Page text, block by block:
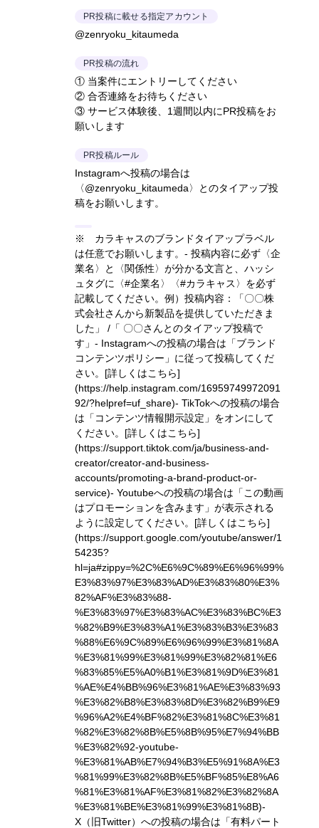
PR投稿に載せる指定アカウント
@zenryoku_kitaumeda
PR投稿の流れ
① 当案件にエントリーしてください
② 合否連絡をお待ちください
③ サービス体験後、1週間以内にPR投稿をお
願いします
PR投稿ルール
Instagramへ投稿の場合は
〈@zenryoku_kitaumeda〉とのタイアップ投
稿をお願いします。
※ カラキャスのブランドタイアップラベル
は任意でお願いします。- 投稿内容に必ず〈企
業名〉と〈関係性〉が分かる文言と、ハッシ
ュタグに〈#企業名〉〈#カラキャス〉を必ず
記載してください。 例）投稿内容：「〇〇株
式会社さんから新製品を提供していただきま
した」 /「 〇〇さんとのタイアップ投稿で
す」 - Instagramへの投稿の場合は「ブランド
コンテンツポリシー」に従って投稿してくだ
さい。 [詳しくはこちら]
(https://help.instagram.com/16959749972091
92/?helpref=uf_share)- TikTokへの投稿の場合
は「コンテンツ情報開示設定」をオンにして
ください。 [詳しくはこちら]
(https://support.tiktok.com/ja/business-and-
creator/creator-and-business-
accounts/promoting-a-brand-product-or-
service)- Youtubeへの投稿の場合は「この動画
はプロモーションを含みます」が表示される
ように設定してください。 [詳しくはこちら]
(https://support.google.com/youtube/answer/1
54235?
hl=ja#zippy=%2C%E6%9C%89%E6%96%99%
E3%83%97%E3%83%AD%E3%83%80%E3%
82%AF%E3%83%88-
%E3%83%97%E3%83%AC%E3%83%BC%E3
%82%B9%E3%83%A1%E3%83%B3%E3%83
%88%E6%9C%89%E6%96%99%E3%81%8A
%E3%81%99%E3%81%99%E3%82%81%E6
%83%85%E5%A0%B1%E3%81%9D%E3%81
%AE%E4%BB%96%E3%81%AE%E3%83%93
%E3%82%B8%E3%83%8D%E3%82%B9%E9
%96%A2%E4%BF%82%E3%81%8C%E3%81
%82%E3%82%8B%E5%8B%95%E7%94%BB
%E3%82%92-youtube-
%E3%81%AB%E7%94%B3%E5%91%8A%E3
%81%99%E3%82%8B%E5%BF%85%E8%A6
%81%E3%81%AF%E3%81%82%E3%82%8A
%E3%81%BE%E3%81%99%E3%81%8B)-
X（旧Twitter）への投稿の場合は「有料パート